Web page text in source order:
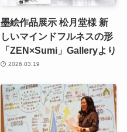
墨絵作品展示 松月堂様 新
しいマインドフルネスの形
「ZEN×Sumi」Galleryより
2026.03.19